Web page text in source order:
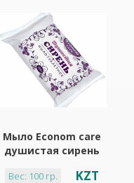
Мыло Econom care
душистая сирень
Вес: 100 гр. KZT